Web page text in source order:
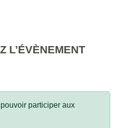
L’ÉVÈNEMENT
participer aux